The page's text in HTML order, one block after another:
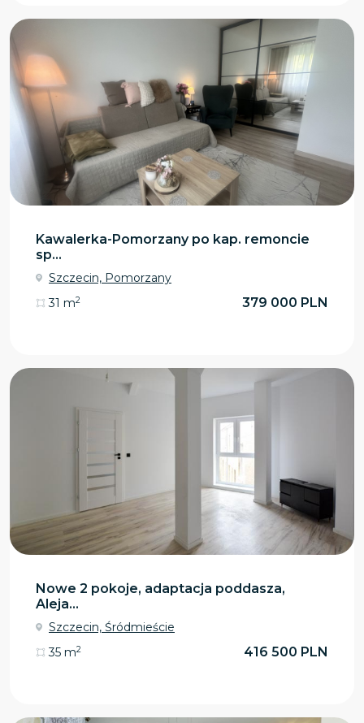
Kawalerka-Pomorzany po kap. remoncie
sp...
Szczecin, Pomorzany
31 m2 379 000 PLN
Nowe 2 pokoje, adaptacja poddasza,
Aleja...
Szczecin, Śródmieście
35 m2 416 500 PLN